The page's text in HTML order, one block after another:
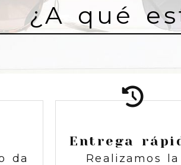
¿A qué
da
Entrega
Realizamos la